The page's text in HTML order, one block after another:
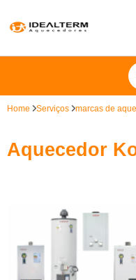
Home Serviços marcas de
Aquecedor